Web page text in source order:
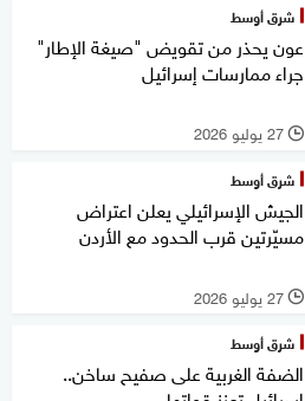
شرق أوسط
عون يحذر من تقويض "صيغة الإطار"
جراء ممارسات إسرائيل
l 27 يوليو 2026
شرق أوسط
الجيش الإسرائيلي يعلن اعتراض
مسيّرتين قرب الحدود مع الأردن
l 27 يوليو 2026
شرق أوسط
الضفة الغربية على صفيح ساخن..